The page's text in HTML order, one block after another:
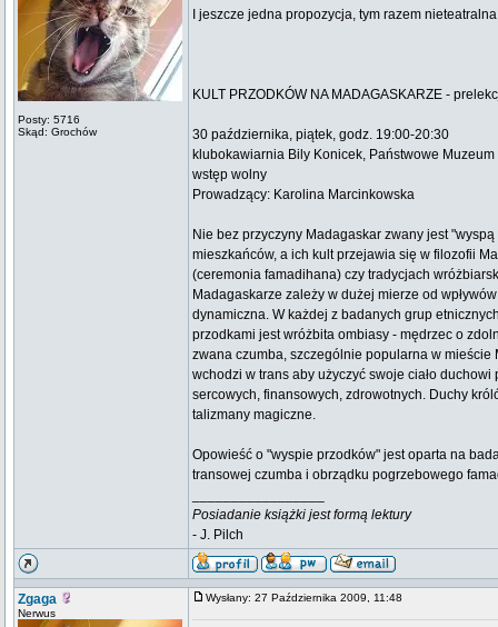
Posty: 5716
Skąd: Grochów
I jeszcze jedna propozycja, tym razem
KULT PRZODKÓW NA MADAGASKARZE -
30 października, piątek, godz. 19:00-20:30
klubokawiarnia Bily Konicek, Państwowe
wstęp wolny
Prowadzący: Karolina Marcinkowska
Nie bez przyczyny Madagaskar zwany jest
mieszkańców, a ich kult przejawia się w filozofii
(ceremonia famadihana) czy tradycjach
Madagaskarze zależy w dużej mierze od
dynamiczna. W każdej z badanych grup
przodkami jest wróżbita ombiasy - mędrzec o
zwana czumba, szczególnie popularna w
wchodzi w trans aby użyczyć swoje ciało
sercowych, finansowych, zdrowotnych. Duchy
talizmany magiczne.
Opowieść o "wyspie przodków" jest oparta na
transowej czumba i obrządku pogrzebowego
Posiadanie książki jest formą lektury
- J. Pilch
Zgaga
Nerwus
Wysłany: 27 Października 2009, 11:48